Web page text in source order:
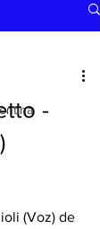
-
(Voz) de